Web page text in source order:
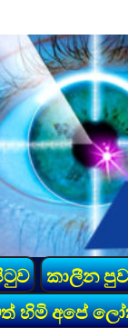
කාලීන
හිමි අපේ